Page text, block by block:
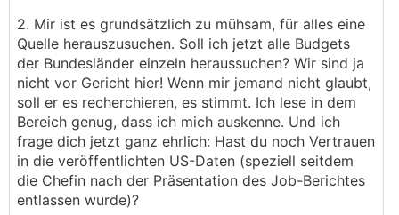
Immotransaktionsabwicklung und das
Konditionengefüge weniger wert, weil (nicht nur
ich) zeitnahe Erfahrungsberichte liefere, die
sowohl aus der täglichen beruflichen Praxis als
auch meiner langjährigen Vergangenheit als
Banker stammen?
In diesem Format ist die Meinungsäußerung
natürlich frei und das ist gut so. Mein Fokus liegt
dabei auch auf der Untermauerung meiner
2. Mir ist es grundsätzlich zu mühsam, für alles eine
Quelle herauszusuchen. Soll ich jetzt alle Budgets
der Bundesländer einzeln heraussuchen? Wir sind ja
nicht vor Gericht hier! Wenn mir jemand nicht glaubt,
soll er es recherchieren, es stimmt. Ich lese in dem
Bereich genug, dass ich mich auskenne. Und ich
frage dich jetzt ganz ehrlich: Hast du noch Vertrauen
in die veröffentlichten US-Daten (speziell seitdem
die Chefin nach der Präsentation des Job-Berichtes
entlassen wurde)?